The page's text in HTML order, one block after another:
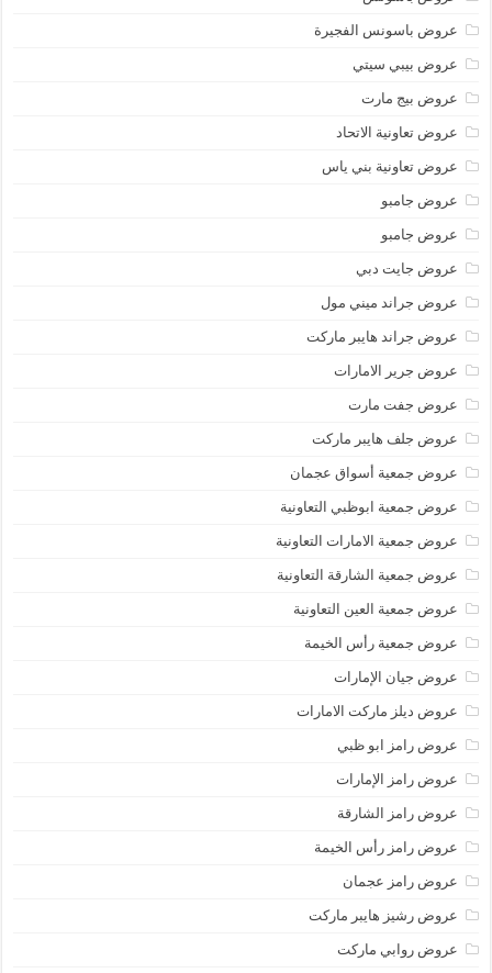
عروض باسونس الفجيرة
عروض بيبي سيتي
عروض بيج مارت
عروض تعاونية الاتحاد
عروض تعاونية بني ياس
عروض جامبو
عروض جامبو
عروض جايت دبي
عروض جراند ميني مول
عروض جراند هايبر ماركت
عروض جرير الامارات
عروض جفت مارت
عروض جلف هايبر ماركت
عروض جمعية أسواق عجمان
عروض جمعية ابوظبي التعاونية
عروض جمعية الامارات التعاونية
عروض جمعية الشارقة التعاونية
عروض جمعية العين التعاونية
عروض جمعية رأس الخيمة
عروض جيان الإمارات
عروض ديلز ماركت الامارات
عروض رامز ابو ظبي
عروض رامز الإمارات
عروض رامز الشارقة
عروض رامز رأس الخيمة
عروض رامز عجمان
عروض رشيز هايبر ماركت
عروض روابي ماركت